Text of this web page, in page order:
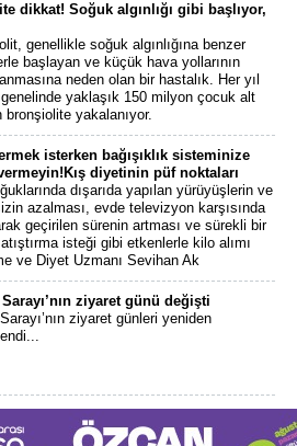
dikkat! Soğuk algınlığı gibi başlıyor,
genellikle soğuk algınlığına benzer
başlayan ve küçük hava yollarının
neden olan bir hastalık. Her yıl
yaklaşık 150 milyon çocuk alt
bronşiolite yakalanıyor.
isterken bağışıklık sisteminize
diyetinin püf noktaları
dışarıda yapılan yürüyüşlerin ve
azalması, evde televizyon karşısında
geçirilen sürenin artması ve sürekli bir
isteği gibi etkenlerle kilo alımı
ve Diyet Uzmanı Sevihan Ak
Sarayı’nın ziyaret günü değişti
ziyaret günleri yeniden